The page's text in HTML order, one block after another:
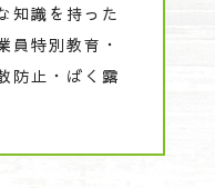
知識を持った
員特別教育・
防止・ばく露